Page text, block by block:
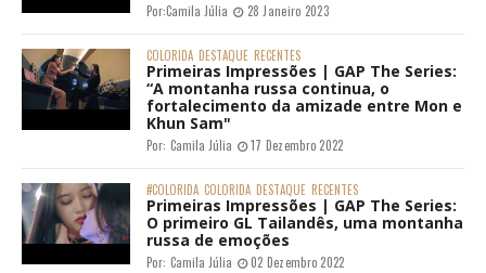
Por:Camila Júlia 28 Janeiro 2023
COLORIDA DESTAQUE RECENTES
Primeiras Impressões | GAP The Series:
“A montanha russa continua, o
fortalecimento da amizade entre Mon e
Khun Sam"
Por: Camila Júlia 17 Dezembro 2022
#COLORIDA COLORIDA DESTAQUE RECENTES
Primeiras Impressões | GAP The Series:
O primeiro GL Tailandês, uma montanha
russa de emoções
Por: Camila Júlia 02 Dezembro 2022